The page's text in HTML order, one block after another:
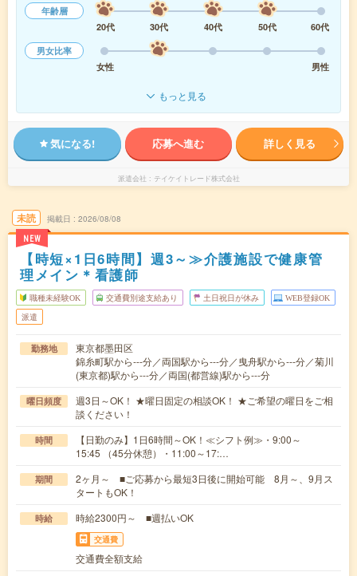
年齢層
20代
30代 40代 50代
60代
男女比率
女性
男性
もっと見る
気になる! 応募へ進む 詳しく見る
派遣会社 テイケイトレード株式会社
未読
NEW
掲載日 2026/08/08
【時短×1日6時間】週3～≫介護施設で健康管
理メイン＊看護師
職種未経験OK 交通費別途支給あり 土日祝日が休み WEB登録OK
派遣
勤務地
東京都墨田区
錦糸町駅から---分／両国駅から---分／曳舟駅から---分／菊川
(東京都)駅から---分／両国(都営線)駅から---分
曜日頻度
週3日～OK！ ★曜日固定の相談OK！ ★ご希望の曜日をご相
談ください！
時間
【日勤のみ】1日6時間～OK！≪シフト例≫・9:00～
15:45 （45分休憩）・11:00～17:…
期間
2ヶ月～ ■ご応募から最短3日後に開始可能 8月～、9月ス
タートもOK！
時給 時給2300円～ ■週払いOK
交通費
交通費全額支給